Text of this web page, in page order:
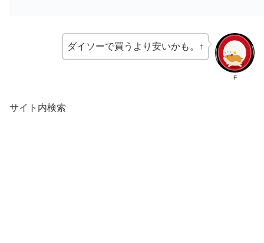
F
ダイソーで買うより安いかも。↑
サイト内検索